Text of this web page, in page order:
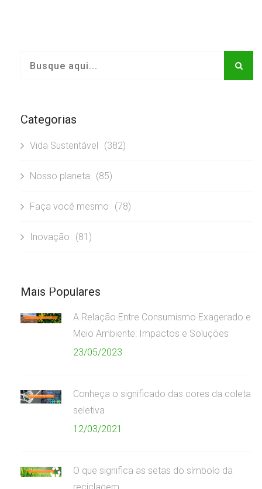
Categorias
Vida Sustentável (382)
Nosso planeta (85)
Faça você mesmo (78)
Inovação (81)
Mais Populares
A Relação Entre Consumismo Exagerado e
Meio Ambiente: Impactos e Soluções
23/05/2023
Conheça o significado das cores da coleta
seletiva
12/03/2021
O que significa as setas do símbolo da